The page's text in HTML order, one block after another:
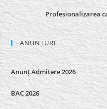
Profesionalizarea
ANUNȚURI
Anunț Admitere 2026
BAC 2026